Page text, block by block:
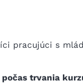
pracujúci s
trvania